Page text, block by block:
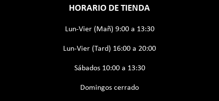
HORARIO DE TIENDA
Lun-Vier (Mañ) 9:00 a 13:30
Lun-Vier (Tard) 16:00 a 20:00
Sábados 10:00 a 13:30
Domingos cerrado